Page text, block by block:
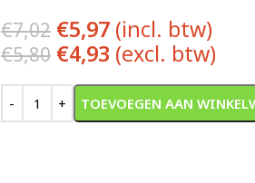
€7,02 €5,97 (incl. btw)
€5,80 €4,93 (excl. btw)
TOEVOEGEN AAN
Alternative: